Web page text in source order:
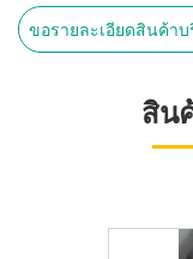
ขอรายละเอียดสินค้าบ
สิน